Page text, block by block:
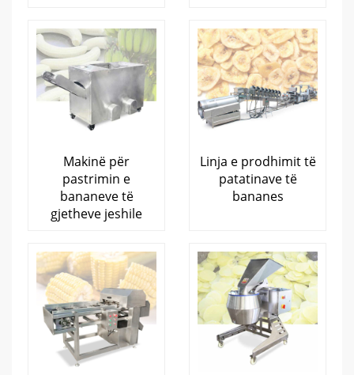
Makinë për
pastrimin e
bananeve të
gjetheve jeshile
Linja e prodhimit të
patatinave të
bananes